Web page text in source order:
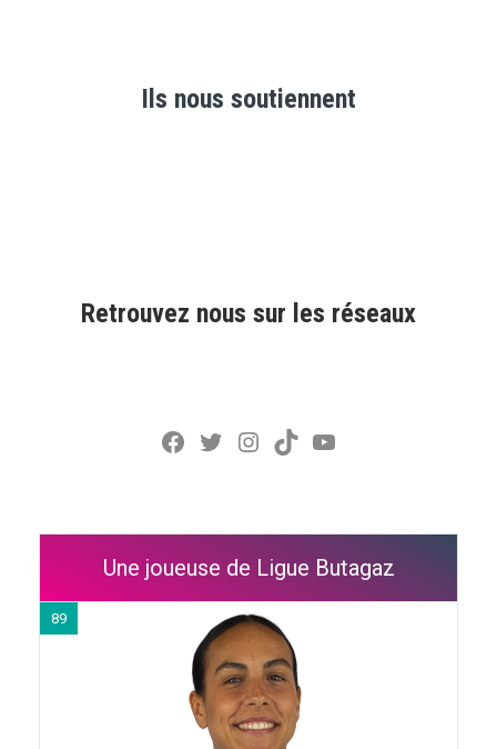
Ils nous soutiennent
Retrouvez nous sur les réseaux
Facebook
Twitter
Instagram
TikTokYouTube
Une joueuse de Ligue Butagaz
89